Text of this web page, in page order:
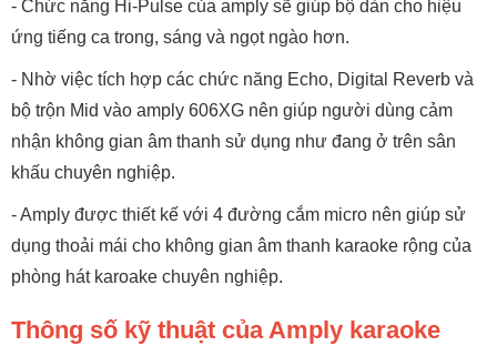
- Chức năng Hi-Pulse của amply sẽ giúp bộ dàn cho hiệu
ứng tiếng ca trong, sáng và ngọt ngào hơn.
- Nhờ việc tích hợp các chức năng Echo, Digital Reverb và
bộ trộn Mid vào amply 606XG nên giúp người dùng cảm
nhận không gian âm thanh sử dụng như đang ở trên sân
khấu chuyên nghiệp.
- Amply được thiết kế với 4 đường cắm micro nên giúp sử
dụng thoải mái cho không gian âm thanh karaoke rộng của
phòng hát karoake chuyên nghiệp.
Thông số kỹ thuật của Amply karaoke